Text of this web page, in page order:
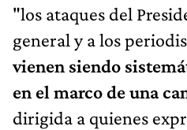
"los ataques del
general y a los
vienen siendo
en el marco de una
dirigida a quienes